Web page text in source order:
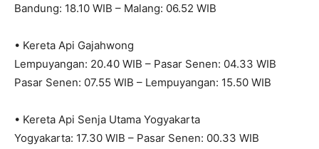
Bandung: 18.10 WIB – Malang: 06.52 WIB
• Kereta Api Gajahwong
Lempuyangan: 20.40 WIB – Pasar Senen: 04.33 WIB
Pasar Senen: 07.55 WIB – Lempuyangan: 15.50 WIB
• Kereta Api Senja Utama Yogyakarta
Yogyakarta: 17.30 WIB – Pasar Senen: 00.33 WIB